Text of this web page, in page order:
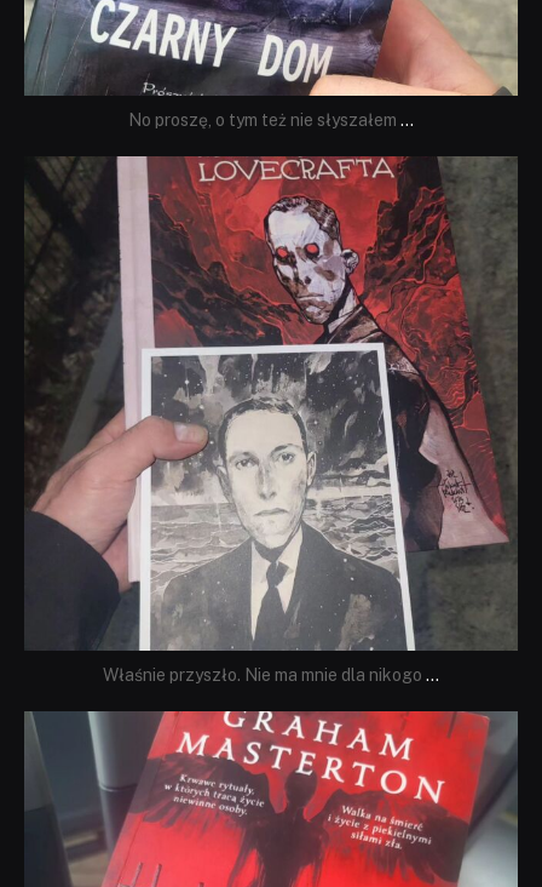
No proszę, o tym też nie słyszałem ...
dobryhorror
Wrz 19
Właśnie przyszło. Nie ma mnie dla nikogo ...
dobryhorror
Sie 23